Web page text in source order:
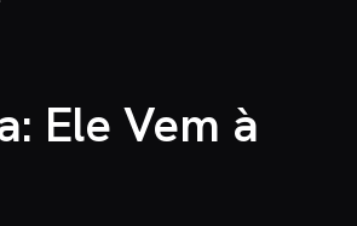
Ele Vem à